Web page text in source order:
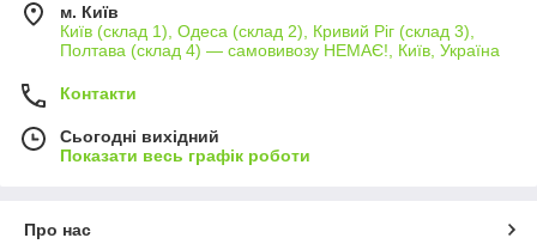
м. Київ
Київ (склад 1), Одеса (склад 2), Кривий Ріг (склад 3),
Полтава (склад 4) — самовивозу НЕМАЄ!, Київ, Україна
Контакти
Сьогодні вихідний
Показати весь графік роботи
Про нас